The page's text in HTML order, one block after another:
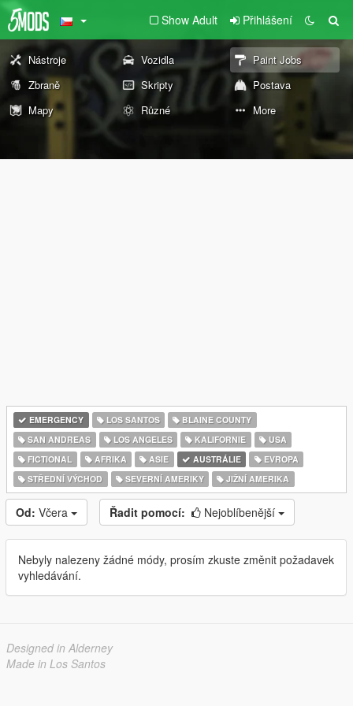
Show Adult Přihlášení
Nástroje Vozidla
Paint Jobs
Zbraně
Skripty
Postava
Mapy
Různé More
EMERGENCY LOS SANTOS
BLAINE COUNTY
SAN ANDREAS
LOS ANGELES KALIFORNIE
USA
FICTIONAL
AFRIKA ASIE AUSTRÁLIE
EVROPA
STŘEDNÍ VÝCHOD
SEVERNÍ AMERIKY JIŽNÍ AMERIKA
Od: Včera Řadit pomocí: Nejoblíbenější
Nebyly nalezeny žádné módy, prosím zkuste změnit požadavek
vyhledávání.
Designed in Alderney
Made in Los Santos